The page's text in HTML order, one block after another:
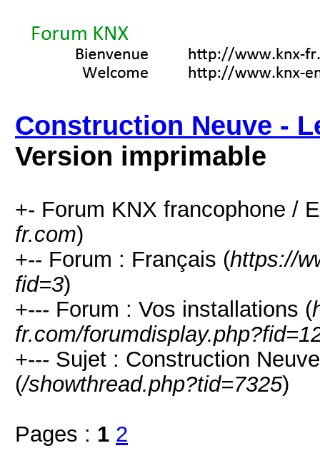
Construction Neuve -
Version imprimable
+- Forum KNX francophone /
fr.com)
+-- Forum : Français (https://
fid=3)
+--- Forum : Vos installations (
fr.com/
+--- Sujet : Construction
(/showthread.php?tid=7325)
Pages : 1 2